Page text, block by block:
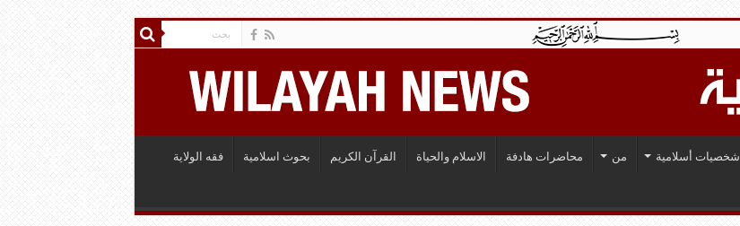
شخصيات أسلامية من محاضرات هادفة الاسلام والحياة القرآن الكريم بحوث اسلامية فقه الولاية